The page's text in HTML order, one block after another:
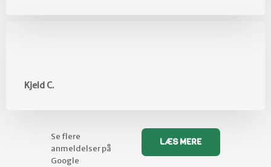
Kjeld C.
Se flere
anmeldelser på
Google​
LÆS MERE​